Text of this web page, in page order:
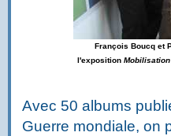
François Boucq et
l'exposition
Avec 50 albums
Guerre mondiale, on